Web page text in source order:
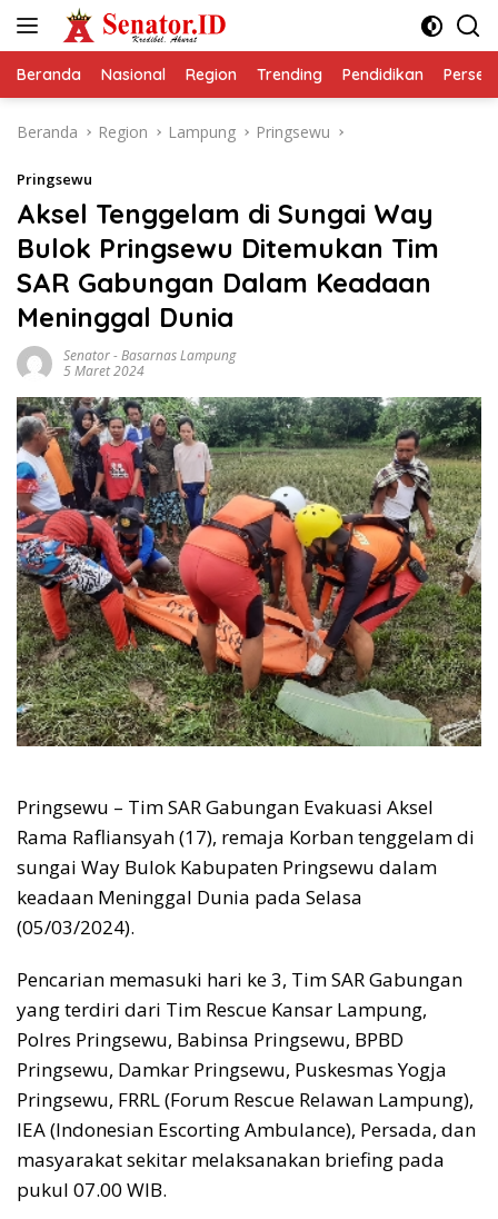
Beranda Nasional Region Trending Pendidikan
Beranda Region Lampung Pringsewu
Pringsewu
Aksel Tenggelam di Sungai Way
Bulok Pringsewu Ditemukan Tim
SAR Gabungan Dalam Keadaan
Meninggal Dunia
Senator-Basarnas Lampung
5 Maret 2024
Pringsewu – Tim SAR Gabungan Evakuasi Aksel
Rama Rafliansyah (17), remaja Korban tenggelam di
sungai Way Bulok Kabupaten Pringsewu dalam
keadaan Meninggal Dunia pada Selasa
(05/03/2024).
Pencarian memasuki hari ke 3, Tim SAR Gabungan
yang terdiri dari Tim Rescue Kansar Lampung,
Polres Pringsewu, Babinsa Pringsewu, BPBD
Pringsewu, Damkar Pringsewu, Puskesmas Yogja
Pringsewu, FRRL (Forum Rescue Relawan Lampung),
IEA (Indonesian Escorting Ambulance), Persada, dan
masyarakat sekitar melaksanakan briefing pada
pukul 07.00 WIB.